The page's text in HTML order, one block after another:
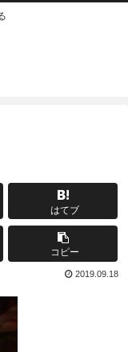
はてブ
コピー
2019.09.18